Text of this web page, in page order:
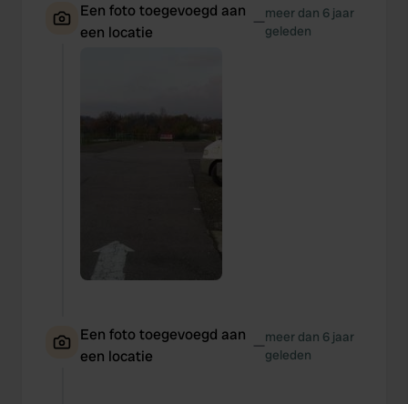
Een foto toegevoegd aan
een locatie
—meer dan 6 jaar
geleden
Een foto toegevoegd aan
een locatie
—meer dan 6 jaar
geleden